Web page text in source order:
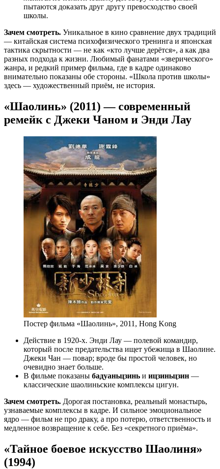
пытаются доказать друг другу превосходство своей
школы.
Зачем смотреть. Уникальное в кино сравнение двух традиций
— китайская система психофизического тренинга и японская
тактика скрытности — не как «кто лучше дерётся», а как два
разных подхода к жизни. Любимый фанатами «зверического»
жанра, и редкий пример фильма, где в кадре одинаково
внимательно показаны обе стороны. «Школа против школы»
здесь — художественный приём, не история.
«Шаолинь» (2011) — современный
ремейк с Джеки Чаном и Энди Лау
Постер фильма «Шаолинь», 2011, Hong Kong
Действие в 1920-х. Энди Лау — полевой командир,
который после предательства ищет убежища в Шаолине.
Джеки Чан — повар; вроде бы простой человек, но
очевидно знает больше.
В фильме показаны бадуаньцзинь и ицзиньцзин —
классические шаолиньские комплексы цигун.
Зачем смотреть. Дорогая постановка, реальный монастырь,
узнаваемые комплексы в кадре. И сильное эмоциональное
ядро — фильм не про драку, а про потерю, ответственность и
медленное возвращение к себе. Без «секретного приёма».
«Тайное боевое искусство Шаолиня»
(1994)